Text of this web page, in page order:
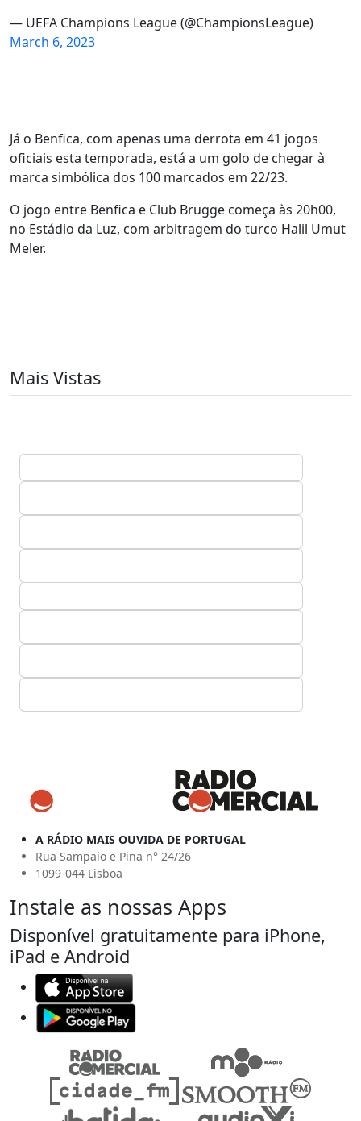
— UEFA Champions League (@ChampionsLeague)
March 6, 2023
Já o Benfica, com apenas uma derrota em 41 jogos
oficiais esta temporada, está a um golo de chegar à
marca simbólica dos 100 marcados em 22/23.
O jogo entre Benfica e Club Brugge começa às 20h00,
no Estádio da Luz, com arbitragem do turco Halil Umut
Meler.
Mais Vistas
A RÁDIO MAIS OUVIDA DE PORTUGAL
Rua Sampaio e Pina n° 24/26
1099-044 Lisboa
Instale as nossas Apps
Disponível gratuitamente para iPhone,
iPad e Android